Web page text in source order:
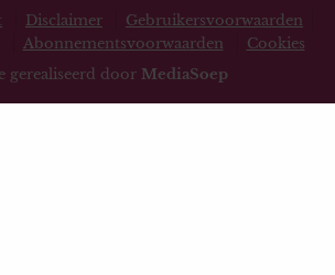
Disclaimer
Gebruikersvoorwaarden
Abonnementsvoorwaarden
Cookies
gerealiseerd door MediaSoep